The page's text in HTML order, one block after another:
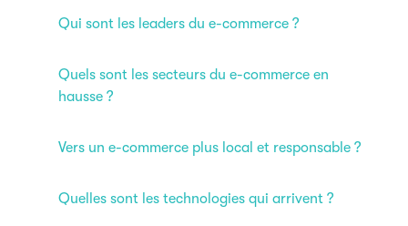
Qui sont les leaders du e-commerce ?
Quels sont les secteurs du e-commerce en
hausse ?
Vers un e-commerce plus local et responsable ?
Quelles sont les technologies qui arrivent ?